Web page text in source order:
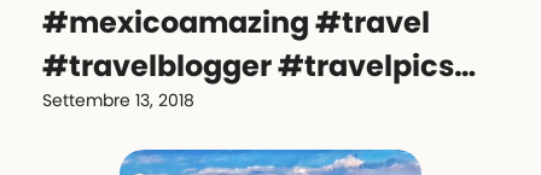
#mexicoamazing #travel
#travelblogger #travelpics…
Settembre 13, 2018